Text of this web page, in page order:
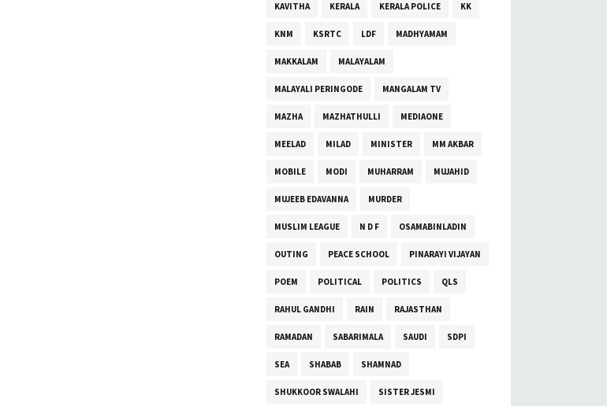
KAVITHA KERALA KERALA POLICE KK
KNM KSRTC LDF MADHYAMAM
MAKKALAM MALAYALAM
MALAYALI PERINGODE MANGALAM TV
MAZHA MAZHATHULLI MEDIAONE
MEELAD MILAD MINISTER MM AKBAR
MOBILE MODI MUHARRAM MUJAHID
MUJEEB EDAVANNA MURDER
MUSLIM LEAGUE N D F OSAMABINLADIN
OUTING PEACE SCHOOL PINARAYI VIJAYAN
POEM POLITICAL POLITICS QLS
RAHUL GANDHI RAIN RAJASTHAN
RAMADAN SABARIMALA SAUDI SDPI
SEA SHABAB SHAMNAD
SHUKKOOR SWALAHI SISTER JESMI